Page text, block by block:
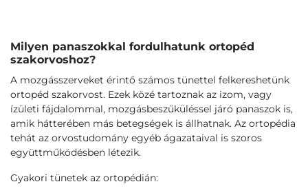
Milyen panaszokkal fordulhatunk ortopéd
szakorvoshoz?
A mozgásszerveket érintő számos tünettel felkereshetünk
ortopéd szakorvost. Ezek közé tartoznak az izom, vagy
ízületi fájdalommal, mozgásbeszűküléssel járó panaszok is,
amik hátterében más betegségek is állhatnak. Az ortopédia
tehát az orvostudomány egyéb ágazataival is szoros
együttműködésben létezik.
Gyakori tünetek az ortopédián: